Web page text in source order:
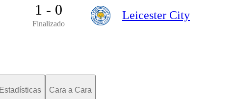
1 - 0
Finalizado
Leicester City
Estadísticas Cara a Cara